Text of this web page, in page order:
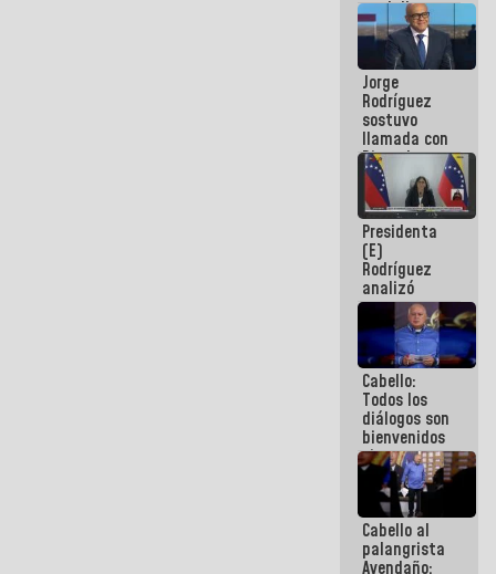
medalla
"Héroe de
Venezuela"
a servidores
públicos
Jorge
Rodríguez
sostuvo
llamada con
Dinorah
Figuera y
acuerdan
primer
encuentro
presencial
para el
diálogo
Presidenta
(E)
Rodríguez
analizó
junto a
gobernadores
planes de
recuperación
del Sistema
Eléctrico
Nacional
Cabello:
Todos los
diálogos son
bienvenidos
siempre que
estén en el
marco de la
Constitución
de la
República
Cabello al
palangrista
Avendaño: